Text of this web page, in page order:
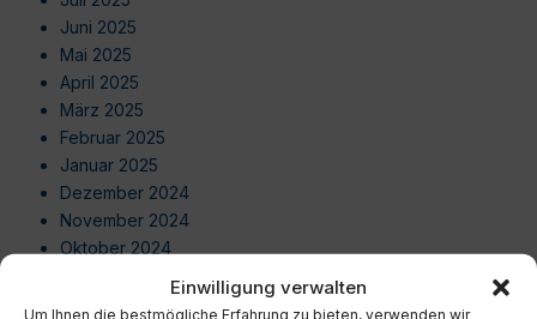
Einwilligung verwalten
Um Ihnen die bestmögliche Erfahrung zu bieten, verwenden wir
Juni 2025
Mai 2025
April 2025
März 2025
Februar 2025
Januar 2025
Dezember 2024
November 2024
Oktober 2024